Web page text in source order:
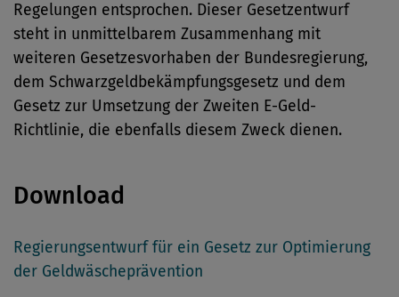
Regelungen entsprochen. Dieser Gesetzentwurf
steht in unmittelbarem Zusammenhang mit
weiteren Gesetzesvorhaben der Bundesregierung,
dem Schwarzgeldbekämpfungsgesetz und dem
Gesetz zur Umsetzung der Zweiten E-Geld-
Richtlinie, die ebenfalls diesem Zweck dienen.
Download
Regierungsentwurf für ein Gesetz zur Optimierung
der Geldwäscheprävention